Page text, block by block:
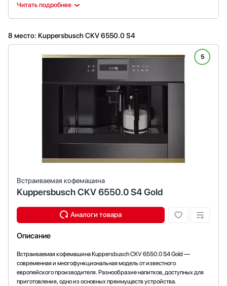
Читать подробнее
8 место: Kuppersbusch CKV 6550.0 S4
5
Встраиваемая кофемашина
Kuppersbusch CKV 6550.0 S4 Gold
Описание
Встраиваемая кофемашина Kuppersbusch CKV 6550.0 S4 Gold —
современная и многофункциональная модель от известного
европейского производителя. Разнообразие напитков, доступных для
приготовления, одно из основных преимуществ устройства.